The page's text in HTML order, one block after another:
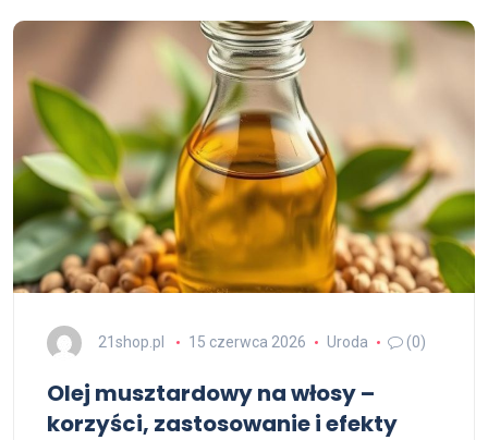
21shop.pl 15 czerwca 2026 Uroda (0)
Olej musztardowy na włosy –
korzyści, zastosowanie i efekty